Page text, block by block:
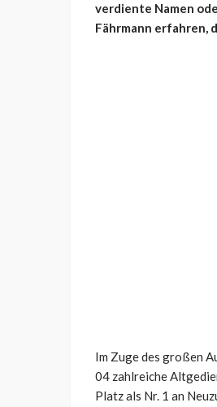
verdiente Namen
Fährmann erfahren,
Im Zuge des großen
04 zahlreiche
Platz als Nr. 1 an